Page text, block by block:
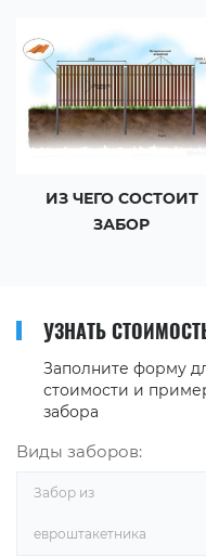
ИЗ ЧЕГО СОСТОИТ
ЗАБОР
УЗНАТЬ
Заполните форму
стоимости и
забора
Виды заборов:
Забор из
евроштакетника